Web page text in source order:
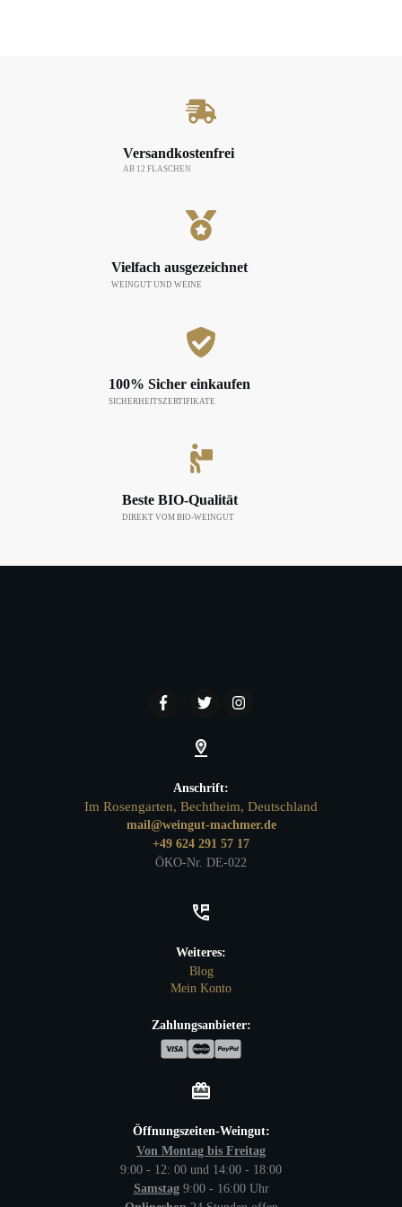
Versandkostenfrei
AB 12 FLASCHEN
Vielfach ausgezeichnet
WEINGUT UND WEINE
100% Sicher einkaufen
SICHERHEITSZERTIFIKATE
Beste BIO-Qualität
DIREKT VOM BIO-WEINGUT
Anschrift:
Im Rosengarten, Bechtheim, Deutschland
mail@weingut-machmer.de
+49 624 291 57 17
ÖKO-Nr. DE-022
Weiteres:
Blog
Mein Konto
Zahlungsanbieter:
Öffnungszeiten-Weingut:
Von Montag bis Freitag
9:00 - 12: 00 und 14:00 - 18:00
Samstag9:00 - 16:00 Uhr